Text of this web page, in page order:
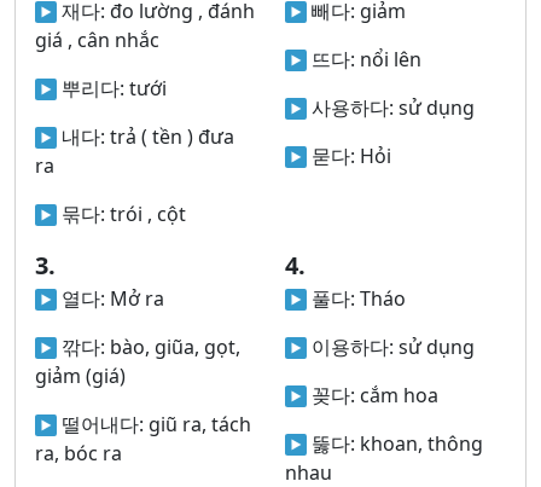
재다: đo lường , đánh
giá , cân nhắc
뿌리다: tưới
내다: trả ( tền ) đưa
ra
묶다: trói , cột
빼다: giảm
뜨다: nổi lên
사용하다: sử dụng
묻다: Hỏi
3.
열다: Mở ra
깎다: bào, giũa, gọt,
giảm (giá)
떨어내다: giũ ra, tách
ra, bóc ra
4.
풀다: Tháo
이용하다: sử dụng
꽂다: cắm hoa
뚫다: khoan, thông
nhau